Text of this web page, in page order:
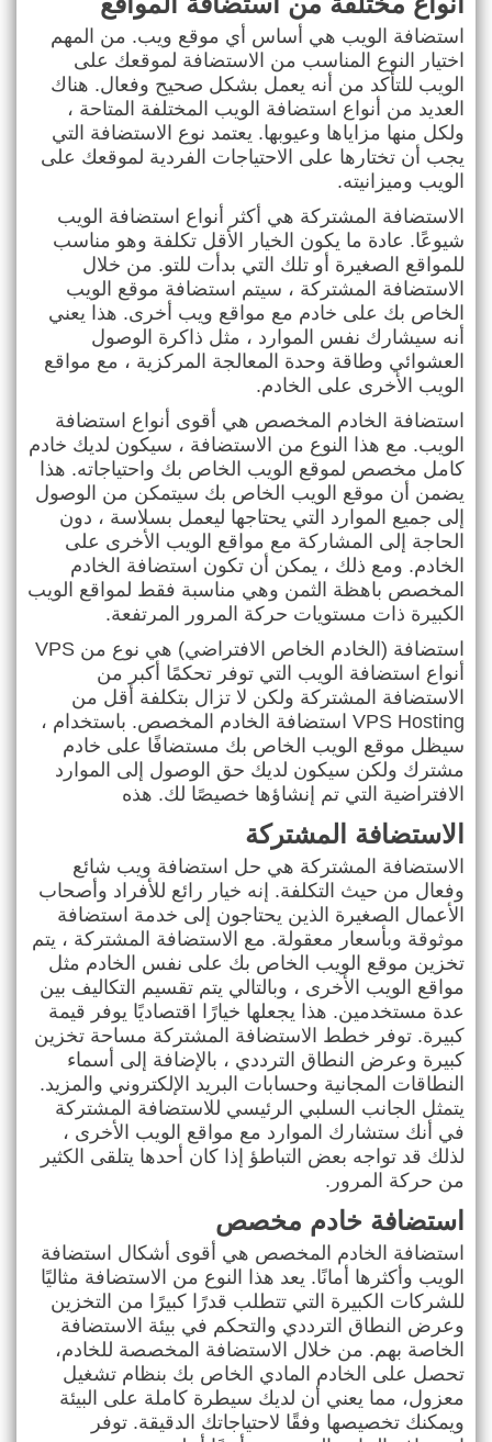
استضافة الويب هي أساس أي موقع ويب. من المهم
اختيار النوع المناسب من الاستضافة لموقعك على
الويب للتأكد من أنه يعمل بشكل صحيح وفعال. هناك
العديد من أنواع استضافة الويب المختلفة المتاحة ،
ولكل منها مزاياها وعيوبها. يعتمد نوع الاستضافة التي
يجب أن تختارها على الاحتياجات الفردية لموقعك على
الويب وميزانيته.
الاستضافة المشتركة هي أكثر أنواع استضافة الويب
شيوعًا. عادة ما يكون الخيار الأقل تكلفة وهو مناسب
للمواقع الصغيرة أو تلك التي بدأت للتو. من خلال
الاستضافة المشتركة ، سيتم استضافة موقع الويب
الخاص بك على خادم مع مواقع ويب أخرى. هذا يعني
أنه سيشارك نفس الموارد ، مثل ذاكرة الوصول
العشوائي وطاقة وحدة المعالجة المركزية ، مع مواقع
الويب الأخرى على الخادم.
استضافة الخادم المخصص هي أقوى أنواع استضافة
الويب. مع هذا النوع من الاستضافة ، سيكون لديك خادم
كامل مخصص لموقع الويب الخاص بك واحتياجاته. هذا
يضمن أن موقع الويب الخاص بك سيتمكن من الوصول
إلى جميع الموارد التي يحتاجها ليعمل بسلاسة ، دون
الحاجة إلى المشاركة مع مواقع الويب الأخرى على
الخادم. ومع ذلك ، يمكن أن تكون استضافة الخادم
المخصص باهظة الثمن وهي مناسبة فقط لمواقع الويب
الكبيرة ذات مستويات حركة المرور المرتفعة.
استضافة (الخادم الخاص الافتراضي) هي نوع من
أنواع استضافة الويب التي توفر تحكمًا أكبر من
الاستضافة المشتركة ولكن لا تزال بتكلفة أقل من
استضافة الخادم المخصص. باستخدام VPS Hosting
،
سيظل موقع الويب الخاص بك مستضافًا على خادم
مشترك ولكن سيكون لديك حق الوصول إلى الموارد
الافتراضية التي تم إنشاؤها خصيصًا لك. هذه
الاستضافة المشتركة
الاستضافة المشتركة هي حل استضافة ويب شائع
وفعال من حيث التكلفة. إنه خيار رائع للأفراد وأصحاب
الأعمال الصغيرة الذين يحتاجون إلى خدمة استضافة
موثوقة وبأسعار معقولة. مع الاستضافة المشتركة ، يتم
تخزين موقع الويب الخاص بك على نفس الخادم مثل
مواقع الويب الأخرى ، وبالتالي يتم تقسيم التكاليف بين
عدة مستخدمين. هذا يجعلها خيارًا اقتصاديًا يوفر قيمة
كبيرة. توفر خطط الاستضافة المشتركة مساحة تخزين
كبيرة وعرض النطاق الترددي ، بالإضافة إلى أسماء
النطاقات المجانية وحسابات البريد الإلكتروني والمزيد.
يتمثل الجانب السلبي الرئيسي للاستضافة المشتركة
في أنك ستشارك الموارد مع مواقع الويب الأخرى ،
لذلك قد تواجه بعض التباطؤ إذا كان أحدها يتلقى الكثير
من حركة المرور .
استضافة خادم مخصص
استضافة الخادم المخصص هي أقوى أشكال استضافة
الويب وأكثرها أمانًا. يعد هذا النوع من الاستضافة مثاليًا
للشركات الكبيرة التي تتطلب قدرًا كبيرًا من التخزين
وعرض النطاق الترددي والتحكم في بيئة الاستضافة
الخاصة بهم. من خلال الاستضافة المخصصة للخادم،
تحصل على الخادم المادي الخاص بك بنظام تشغيل
معزول، مما يعني أن لديك سيطرة كاملة على البيئة
ويمكنك تخصيصها وفقًا لاحتياجاتك الدقيقة. توفر